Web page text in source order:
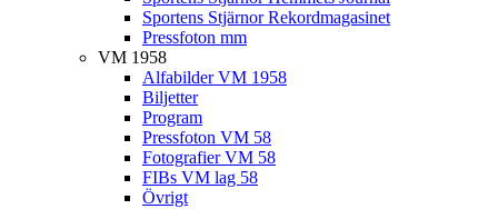
Sportens Stjärnor Rekordmagasinet
Pressfoton mm
VM 1958
Alfabilder VM 1958
Biljetter
Program
Pressfoton VM 58
Fotografier VM 58
FIBs VM lag 58
Övrigt